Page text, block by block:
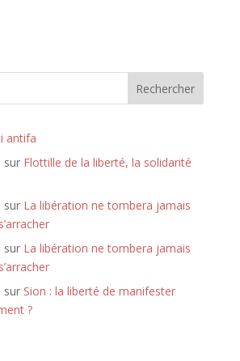
Rechercher
antifa
sur Flottille de la liberté, la solidarité
sur La libération ne tombera jamais
sur La libération ne tombera jamais
sur Sion : la liberté de manifester
?